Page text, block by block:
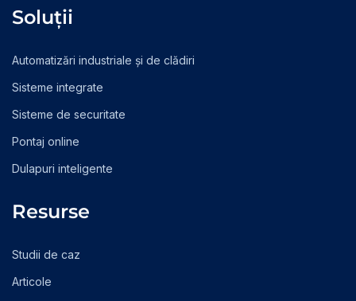
Soluții
Automatizări industriale și de clădiri
Sisteme integrate
Sisteme de securitate
Pontaj online
Dulapuri inteligente
Resurse
Studii de caz
Articole